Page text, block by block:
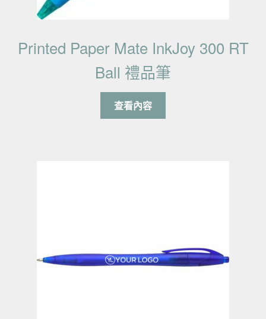
Printed Paper Mate InkJoy 300 RT
Ball 禮品筆
查看內容